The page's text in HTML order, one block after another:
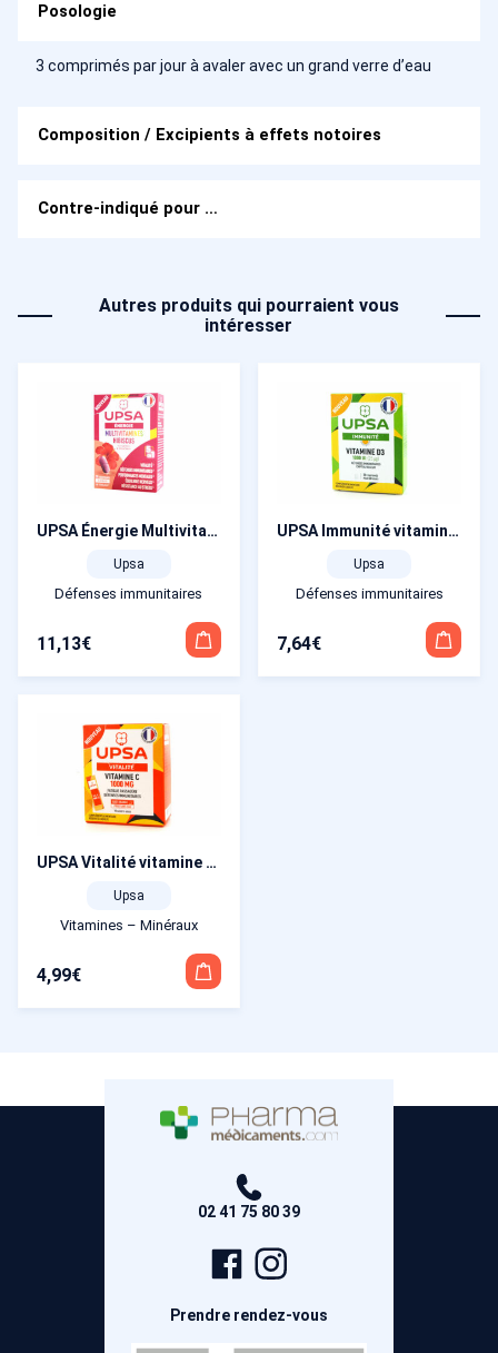
Posologie
3 comprimés par jour à avaler avec un grand verre d’eau
Composition / Excipients à effets notoires
Contre-indiqué pour …
Autres produits qui pourraient vous
intéresser
UPSA Énergie Multivitamines Hibiscus 9 vitamines et 2 minéraux 30 comprimés à avaler
Upsa
Défenses immunitaires
11,13€
UPSA Immunité vitamine D3 1000 ui 30 comprimés
Upsa
Défenses immunitaires
7,64€
UPSA Vitalité vitamine C 1000 mg orange 10 sachets-doses
Upsa
Vitamines – Minéraux
4,99€
02 41 75 80 39
Page
Facebook
Prendre rendez-vous